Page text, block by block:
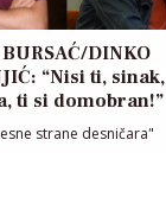
DINKO
“Nisi ti, sinak,
ti si domobran!”
strane desničara"